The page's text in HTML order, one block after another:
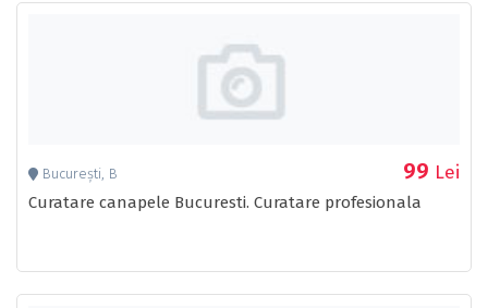
București, B 99 Lei
Curatare canapele Bucuresti. Curatare profesionala